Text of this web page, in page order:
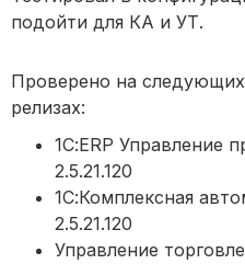
подойти для КА и УТ.
Проверено на
релизах:
1С:ERP Управление
2.5.21.120
1С:Комплексная
2.5.21.120
Управление